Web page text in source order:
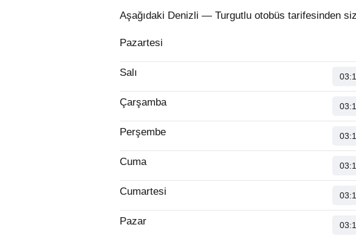
Aşağıdaki Denizli — Turgutlu otobüs tarifesinden
Pazartesi
Salı
Çarşamba
Perşembe
Cuma
Cumartesi
Pazar